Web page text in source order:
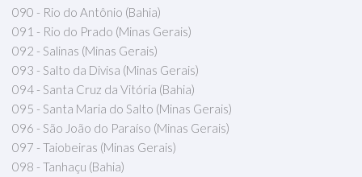
090 - Rio do Antônio (Bahia)
091 - Rio do Prado (Minas Gerais)
092 - Salinas (Minas Gerais)
093 - Salto da Divisa (Minas Gerais)
094 - Santa Cruz da Vitória (Bahia)
095 - Santa Maria do Salto (Minas Gerais)
096 - São João do Paraíso (Minas Gerais)
097 - Taiobeiras (Minas Gerais)
098 - Tanhaçu (Bahia)